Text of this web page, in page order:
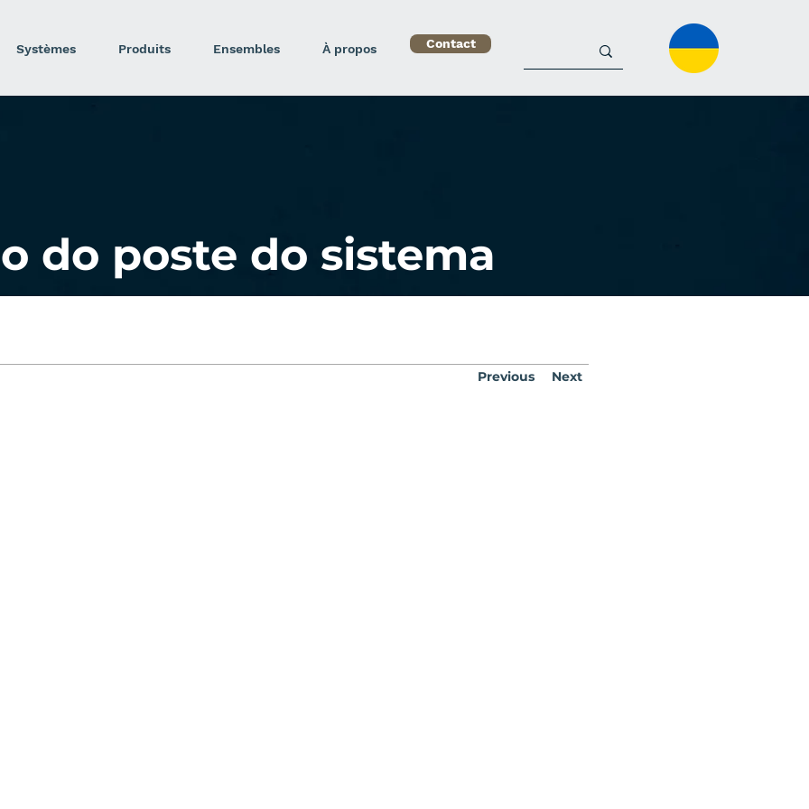
Systèmes Produits Ensembles À propos Contact
do poste do sistema
Previous Next